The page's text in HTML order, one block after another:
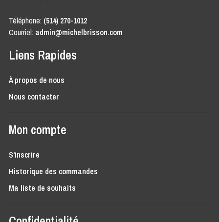
Téléphone: (514) 270-1012
Courriel: admin@michelbrisson.com
Liens Rapides
À propos de nous
Nous contacter
Mon compte
S'inscrire
Historique des commandes
Ma liste de souhaits